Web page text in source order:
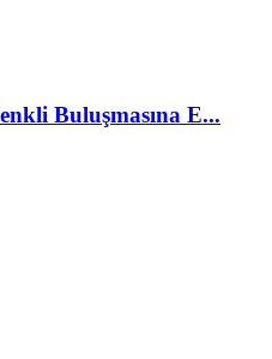
Buluşmasına E...